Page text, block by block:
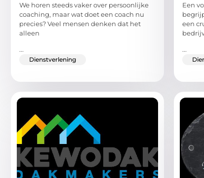
We horen steeds vaker over persoonlijke
coaching, maar wat doet een coach nu
precies? Veel mensen denken dat het
alleen
...
Dienstverlening
Een
een
...